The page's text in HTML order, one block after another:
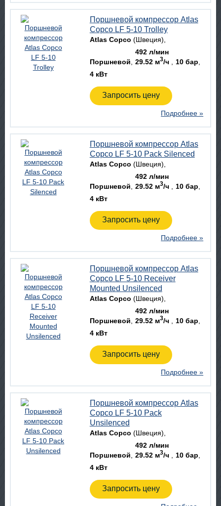
Поршневой компрессор Atlas
Copco LF 5-10 Trolley
Atlas Copco (Швеция)
Поршневой
492 л/мин
29.52 м3/ч
10 бар
4 кВт
Запросить цену
Подробнее »
Поршневой компрессор Atlas
Copco LF 5-10 Pack Silenced
Atlas Copco (Швеция)
Поршневой
492 л/мин
29.52 м3/ч
10 бар
4 кВт
Запросить цену
Подробнее »
Поршневой компрессор Atlas
Copco LF 5-10 Receiver
Mounted Unsilenced
Atlas Copco (Швеция)
Поршневой
492 л/мин
29.52 м3/ч
10 бар
4 кВт
Запросить цену
Подробнее »
Поршневой компрессор Atlas
Copco LF 5-10 Pack
Unsilenced
Atlas Copco (Швеция)
Поршневой
492 л/мин
29.52 м3/ч
10 бар
4 кВт
Запросить цену